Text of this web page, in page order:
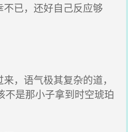
已，还好自己反应够
，语气极其复杂的道，
不是那小子拿到时空琥珀